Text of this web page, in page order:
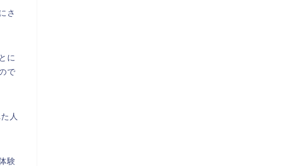
さ
に
で
人
験